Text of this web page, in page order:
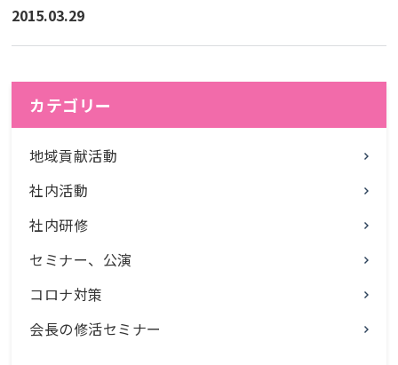
カテゴリー
地域貢献活動
社内活動
社内研修
セミナー、公演
コロナ対策
会長の修活セミナー
2015.03.29